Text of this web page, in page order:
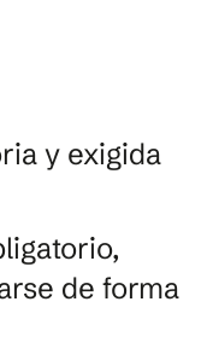
y exigida
de forma